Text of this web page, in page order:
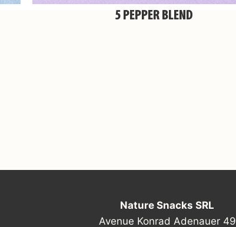
5 PEPPER BLEND
Nature Snacks SRL
Avenue Konrad Adenauer 49